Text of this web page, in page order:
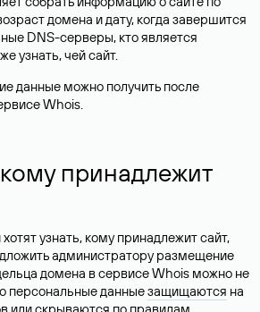
домена и дату, когда завершится
DNS-серверы, кто является
узнать, чей сайт.
данные можно получить после
Whois.
кому принадлежит
узнать, кому принадлежит сайт,
администратору размещение
домена в сервисе Whois можно не
персональные данныезащищаются на